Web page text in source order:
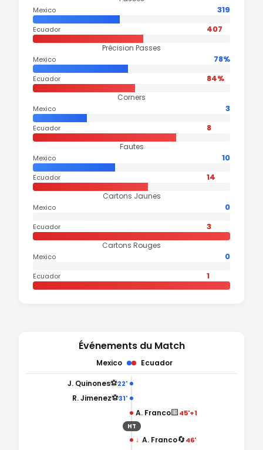
Mexico 319
Ecuador 407
Précision Passes
Mexico 78%
Ecuador 84%
Corners
Mexico 3
Ecuador 8
Fautes
Mexico 10
Ecuador 14
Cartons Jaunes
Mexico 0
Ecuador 3
Cartons Rouges
Mexico 0
Ecuador 1
Événements du Match
Mexico Ecuador
22'
⚽
J. Quinones
31'
⚽
R. Jimenez
A. Franco🟨45'+1
HT
↓ A. Franco🔄46'